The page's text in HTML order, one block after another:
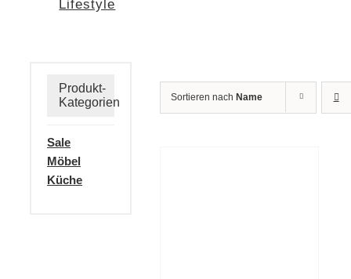
Lifestyle
Sortieren nach Name
Produkt-
Kategorien
Sale
Möbel
Küche